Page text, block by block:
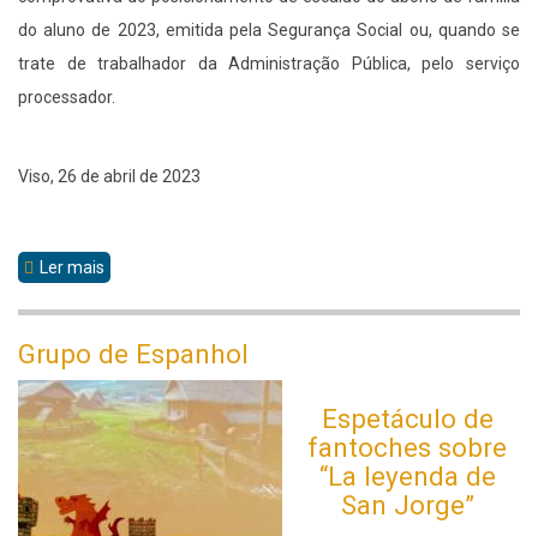
do aluno de 2023, emitida pela Segurança Social ou, quando se
trate de trabalhador da Administração Pública, pelo serviço
processador.
Viso, 26 de abril de 2023
Ler mais
Grupo de Espanhol
Espetáculo de
fantoches sobre
“La leyenda de
San Jorge”